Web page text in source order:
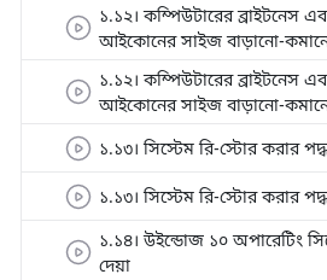
১.১২। কম্পিউটারের ব্রাইটনেস
আইকোনের সাইজ বাড়ানো-
১.১২। কম্পিউটারের ব্রাইটনেস
আইকোনের সাইজ বাড়ানো-
১.১৩। সিস্টেম রি-স্টোর করার
১.১৩। সিস্টেম রি-স্টোর করার
১.১৪। উইন্ডোজ ১০ অপারেটিং
দেয়া